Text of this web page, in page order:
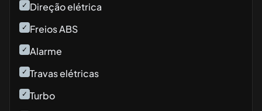
✓ Direção elétrica
✓ Freios ABS
✓ Alarme
✓ Travas elétricas
✓ Turbo